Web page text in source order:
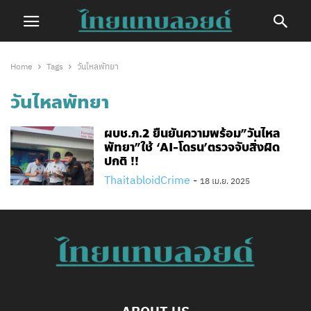
Home Tags วันไหลพัทยา
วันไหลพัทยา
ผบช.ภ.2 ยืนยันความพร้อม”วันไหล
พัทยา”ใช้ ‘AI-โดรน’ตรวจจับสิ่งผิด
ปกติ !!
ThaitabloidCrime - 18 เม.ย. 2025